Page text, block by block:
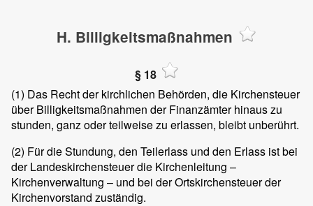
H. Billigkeitsmaßnahmen
§ 18
(1) Das Recht der kirchlichen Behörden, die Kirchensteuer
über Billigkeitsmaßnahmen der Finanzämter hinaus zu
stunden, ganz oder teilweise zu erlassen, bleibt unberührt.
(2) Für die Stundung, den Teilerlass und den Erlass ist bei
der Landeskirchensteuer die Kirchenleitung –
Kirchenverwaltung – und bei der Ortskirchensteuer der
Kirchenvorstand zuständig.